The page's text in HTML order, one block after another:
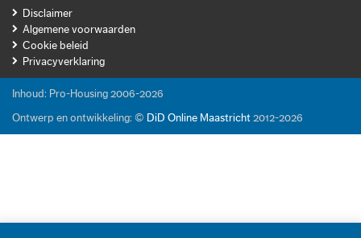
Disclaimer
Algemene voorwaarden
Cookie beleid
Privacyverklaring
Inhoud: Pro-Housing 2006-2026
Ontwerp en ontwikkeling: © DiD Online Maastricht 2012-2026